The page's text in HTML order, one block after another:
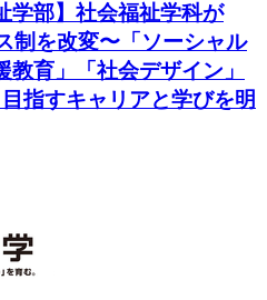
学部】社会福祉学科が
制を改変〜「ソーシャル
教育」「社会デザイン」
指すキャリアと学びを明